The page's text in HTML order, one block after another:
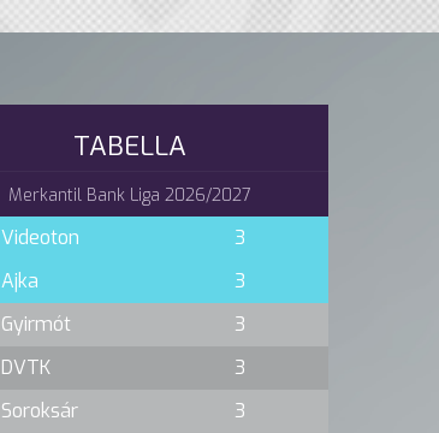
TABELLA
Merkantil Bank Liga 2026/2027
Videoton
3
Ajka
3
Gyirmót
3
DVTK
3
Soroksár
3